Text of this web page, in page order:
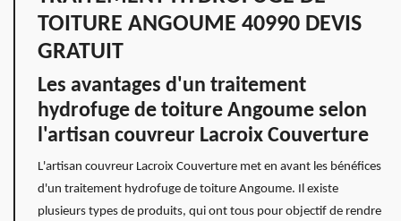
TOITURE ANGOUME 40990 DEVIS
GRATUIT
Les avantages d'un traitement
hydrofuge de toiture Angoume selon
l'artisan couvreur Lacroix Couverture
L'artisan couvreur Lacroix Couverture met en avant les bénéfices
d'un traitement hydrofuge de toiture Angoume. Il existe
plusieurs types de produits, qui ont tous pour objectif de rendre